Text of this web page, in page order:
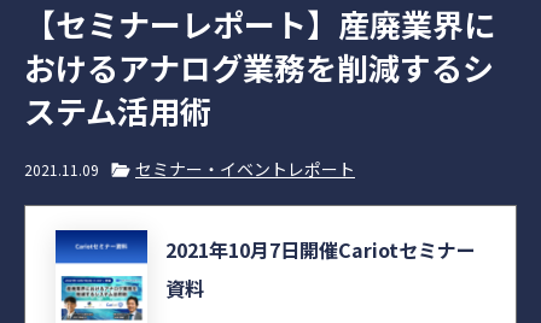
【セミナーレポート】産廃業界に
おけるアナログ業務を削減するシ
ステム活用術
2021.11.09 セミナー・イベントレポート
2021年10月7日開催Cariotセミナー
資料